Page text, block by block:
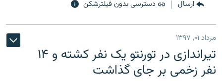
ارسال دسترسی بدون فیلترشکن
مرداد ۰۱, ۱۳۹۷
تیراندازی در تورنتو یک نفر کشته و ۱۴
نفر زخمی بر جای گذاشت